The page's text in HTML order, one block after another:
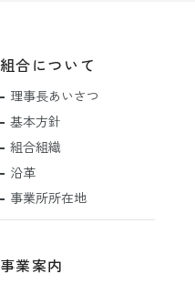
組合について
理事長あいさつ
基本方針
組合組織
沿革
事業所所在地
事業案内